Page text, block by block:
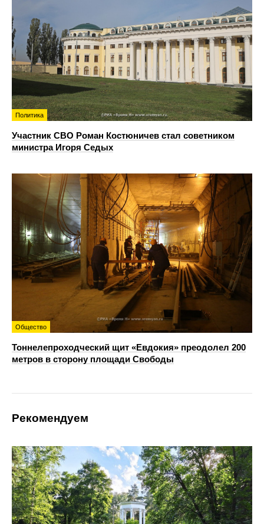
Политика
Участник СВО Роман Костюничев стал советником
министра Игоря Седых
Общество
Тоннелепроходческий щит «Евдокия» преодолел 200
метров в сторону площади Свободы
Рекомендуем